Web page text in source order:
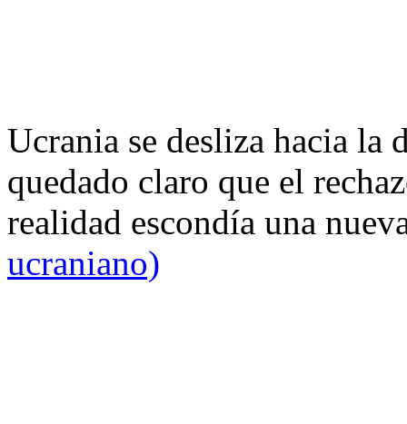
Ucrania se desliza hacia
quedado claro que el
realidad escondía una
ucraniano)